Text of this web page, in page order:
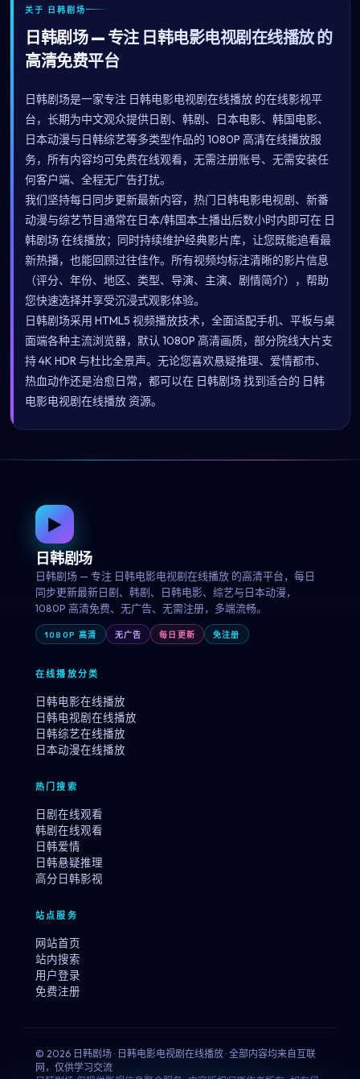
关于 日韩剧场
日韩剧场 — 专注 日韩电影电视剧在线播放 的
高清免费平台
日韩剧场是一家专注 日韩电影电视剧在线播放 的在线影视平
台，长期为中文观众提供日剧、韩剧、日本电影、韩国电影、
日本动漫与日韩综艺等多类型作品的 1080P 高清在线播放服
务，所有内容均可免费在线观看，无需注册账号、无需安装任
何客户端、全程无广告打扰。
我们坚持每日同步更新最新内容，热门日韩电影电视剧、新番
动漫与综艺节目通常在日本/韩国本土播出后数小时内即可在 日
韩剧场 在线播放；同时持续维护经典影片库，让您既能追看最
新热播，也能回顾过往佳作。所有视频均标注清晰的影片信息
（评分、年份、地区、类型、导演、主演、剧情简介），帮助
您快速选择并享受沉浸式观影体验。
日韩剧场采用 HTML5 视频播放技术，全面适配手机、平板与桌
面端各种主流浏览器，默认 1080P 高清画质，部分院线大片支
持 4K HDR 与杜比全景声。无论您喜欢悬疑推理、爱情都市、
热血动作还是治愈日常，都可以在 日韩剧场 找到适合的 日韩
电影电视剧在线播放 资源。
▶
日韩剧场
日韩剧场 — 专注 日韩电影电视剧在线播放 的高清平台，每日
同步更新最新日剧、韩剧、日韩电影、综艺与日本动漫，
1080P 高清免费、无广告、无需注册，多端流畅。
1080P 高清 无广告 每日更新 免注册
在线播放分类
日韩电影在线播放
日韩电视剧在线播放
日韩综艺在线播放
日本动漫在线播放
热门搜索
日剧在线观看
韩剧在线观看
日韩爱情
日韩悬疑推理
高分日韩影视
站点服务
网站首页
站内搜索
用户登录
免费注册
© 2026 日韩剧场 · 日韩电影电视剧在线播放 · 全部内容均来自互联
网，仅供学习交流